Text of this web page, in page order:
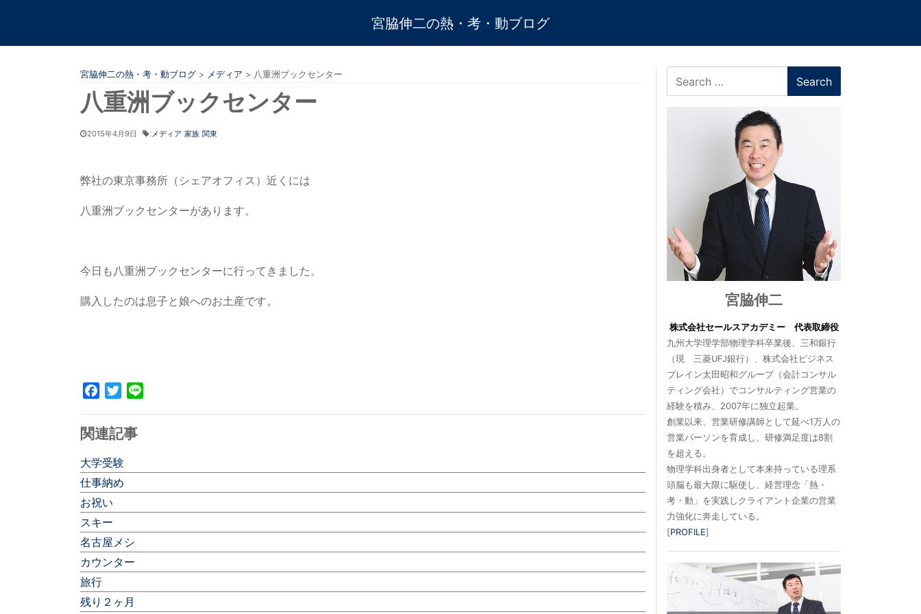
宮脇伸二の熱・考・動ブログ
宮脇伸二の熱・考・動ブログ > メディア > 八重洲ブックセンター
八重洲ブックセンター
2015年4月9日 :メディア 家族 関東
弊社の東京事務所（シェアオフィス）近くには
八重洲ブックセンターがあります。
今日も八重洲ブックセンターに行ってきました。
購入したのは息子と娘へのお土産です。
Facebook
Twitter
関連記事
大学受験
仕事納め
お祝い
スキー
名古屋メシ
カウンター
旅行
残り２ヶ月
宮脇伸二
株式会社セールスアカデミー 代表取締役
九州大学理学部物理学科卒業後、三和銀行
（現 三菱UFJ銀行）、株式会社ビジネス
ブレイン太田昭和グループ（会計コンサル
ティング会社）でコンサルティング営業の
経験を積み、2007年に独立起業。
創業以来、営業研修講師として延べ1万人の
営業パーソンを育成し、研修満足度は8割
を超える。
物理学科出身者として本来持っている理系
頭脳も最大限に駆使し、経営理念「熱・
考・動」を実践しクライアント企業の営業
力強化に奔走している。
[PROFILE]